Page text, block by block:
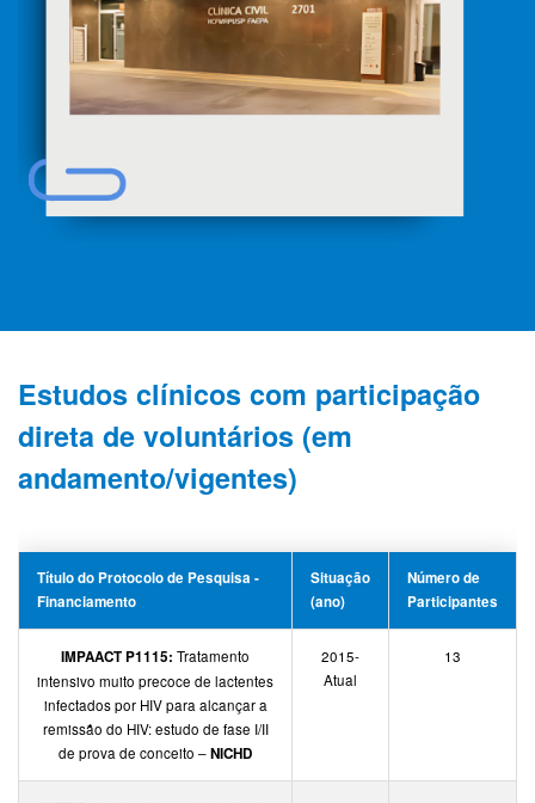
Estudos clínicos com participação
direta de voluntários (em
andamento/vigentes)
Título do Protocolo de Pesquisa -
Financiamento
Situação
(ano)
Número de
Participantes
IMPAACT P1115: Tratamento
intensivo muito precoce de lactentes
infectados por HIV para alcançar a
remissão do HIV: estudo de fase I/II
de prova de conceito –NICHD
2015-
Atual
13